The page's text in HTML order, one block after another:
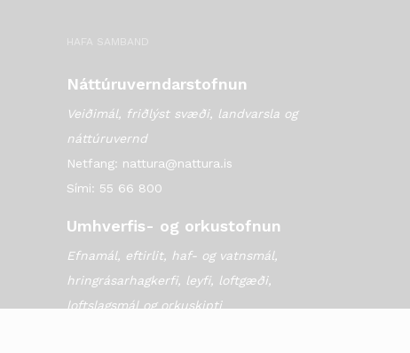
HAFA SAMBAND
Náttúruverndarstofnun
Veiðimál, friðlýst svæði, landvarsla og
náttúruvernd
Netfang: nattura@nattura.is
Sími: 55 66 800
Umhverfis- og orkustofnun
Efnamál, eftirlit, haf- og vatnsmál,
hringrásarhagkerfi, leyfi, loftgæði,
loftslagsmál og orkuskipti